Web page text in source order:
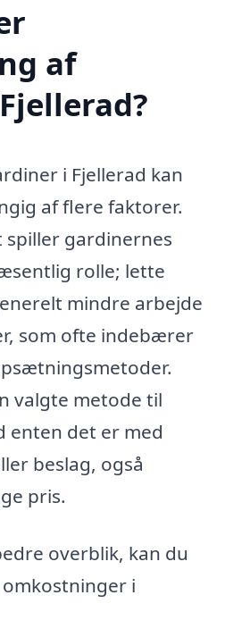
af
i Fjellerad kan
af flere faktorer.
spiller gardinernes
rolle; lette
mindre arbejde
som ofte indebærer
valgte metode til
det er med
beslag, også
pris.
overblik, kan du
i